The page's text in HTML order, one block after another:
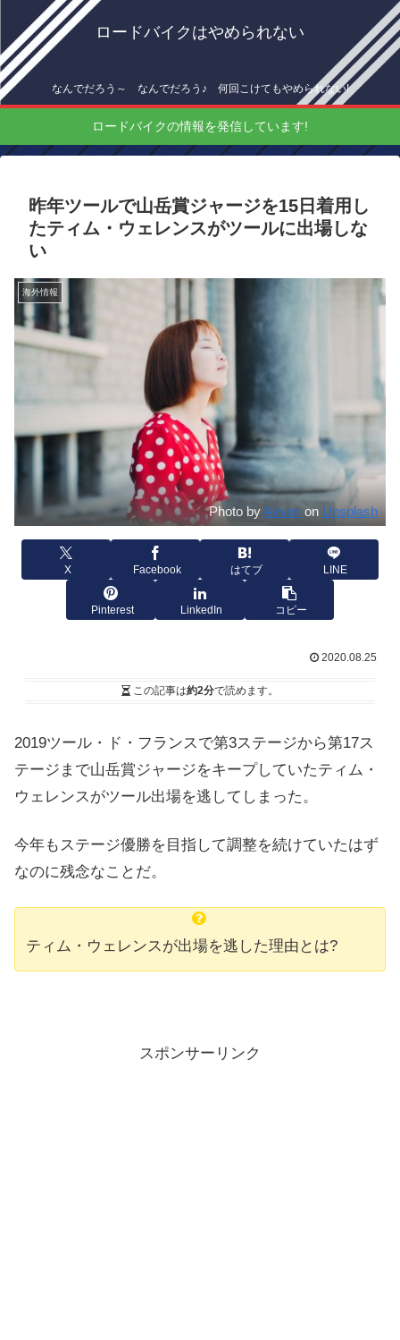
ロードバイクはやめられない
なんでだろう～ なんでだろう♪ 何回こけてもやめられない!
ロードバイクの情報を発信しています!
昨年ツールで山岳賞ジャージを15日着用し
たティム・ウェレンスがツールに出場しな
い
海外情報
Photo byAksonon Unsplash
X Facebook はてブ LINE
Pinterest LinkedIn コピー
2020.08.25
この記事は約2分で読めます。
2019ツール・ド・フランスで第3ステージから第17ス
テージまで山岳賞ジャージをキープしていたティム・
ウェレンスがツール出場を逃してしまった。
今年もステージ優勝を目指して調整を続けていたはず
なのに残念なことだ。
ティム・ウェレンスが出場を逃した理由とは?
スポンサーリンク